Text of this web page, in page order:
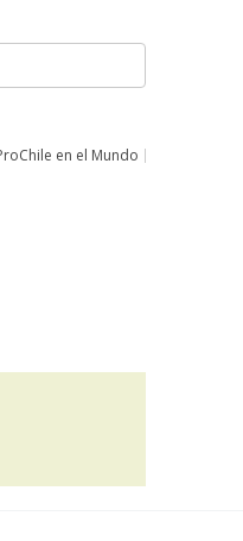
en el Mundo